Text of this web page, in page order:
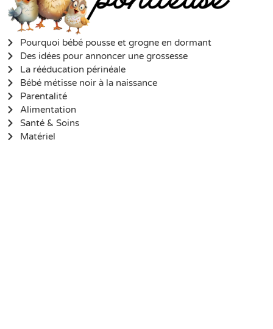
Pourquoi bébé pousse et grogne en dormant
Des idées pour annoncer une grossesse
La rééducation périnéale
Bébé métisse noir à la naissance
Parentalité
Alimentation
Santé & Soins
Matériel